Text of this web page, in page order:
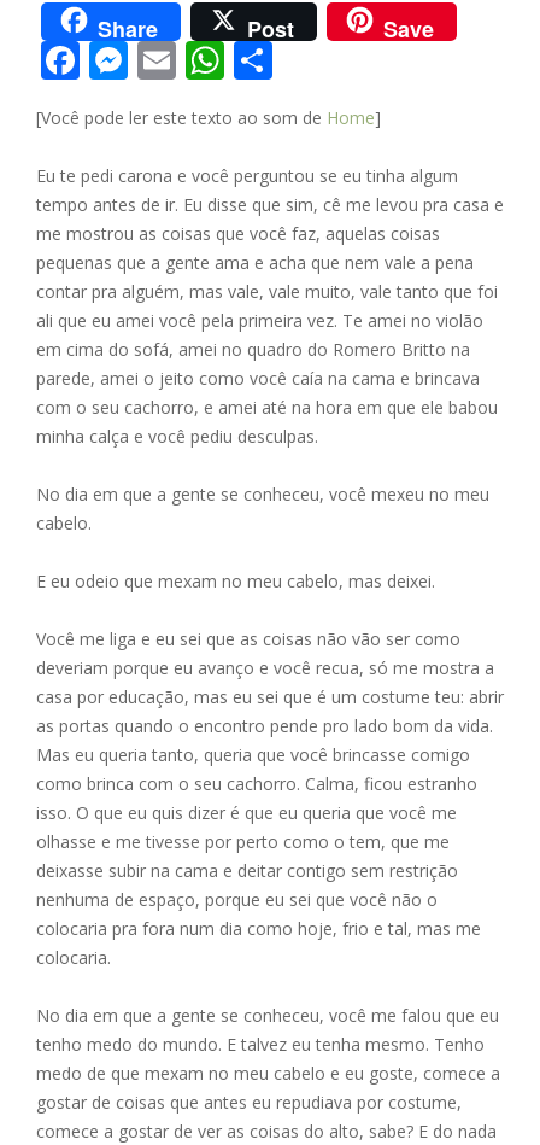
Share Post Save
F
ac
e
b
o
o
k
M
e
ss
e
n
g
er
E
m
ai
l
W
at
s
A
p
p
ar
e
[Você pode ler este texto ao som de Home]
Eu te pedi carona e você perguntou se eu tinha algum
tempo antes de ir. Eu disse que sim, cê me levou pra casa e
me mostrou as coisas que você faz, aquelas coisas
pequenas que a gente ama e acha que nem vale a pena
contar pra alguém, mas vale, vale muito, vale tanto que foi
ali que eu amei você pela primeira vez. Te amei no violão
em cima do sofá, amei no quadro do Romero Britto na
parede, amei o jeito como você caía na cama e brincava
com o seu cachorro, e amei até na hora em que ele babou
minha calça e você pediu desculpas.
No dia em que a gente se conheceu, você mexeu no meu
cabelo.
E eu odeio que mexam no meu cabelo, mas deixei.
Você me liga e eu sei que as coisas não vão ser como
deveriam porque eu avanço e você recua, só me mostra a
casa por educação, mas eu sei que é um costume teu: abrir
as portas quando o encontro pende pro lado bom da vida.
Mas eu queria tanto, queria que você brincasse comigo
como brinca com o seu cachorro. Calma, ficou estranho
isso. O que eu quis dizer é que eu queria que você me
olhasse e me tivesse por perto como o tem, que me
deixasse subir na cama e deitar contigo sem restrição
nenhuma de espaço, porque eu sei que você não o
colocaria pra fora num dia como hoje, frio e tal, mas me
colocaria.
No dia em que a gente se conheceu, você me falou que eu
tenho medo do mundo. E talvez eu tenha mesmo. Tenho
medo de que mexam no meu cabelo e eu goste, comece a
gostar de coisas que antes eu repudiava por costume,
comece a gostar de ver as coisas do alto, sabe? E do nada